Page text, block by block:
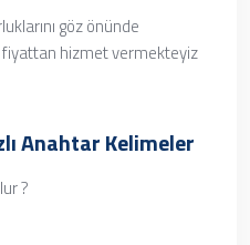
göz önünde
hizmet vermekteyiz
Anahtar Kelimeler
?